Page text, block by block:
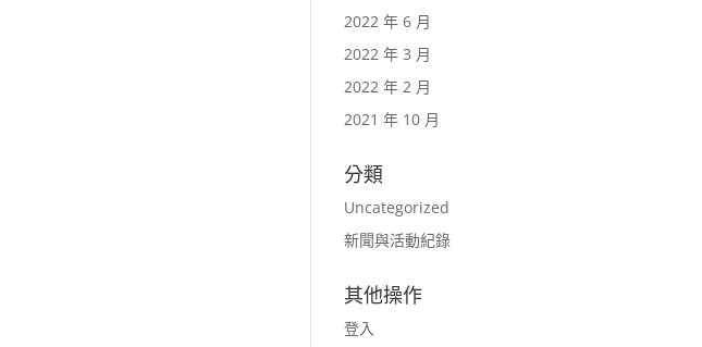
2022 年 6 月
2022 年 3 月
2022 年 2 月
2021 年 10 月
分類
Uncategorized
新聞與活動紀錄
其他操作
登入